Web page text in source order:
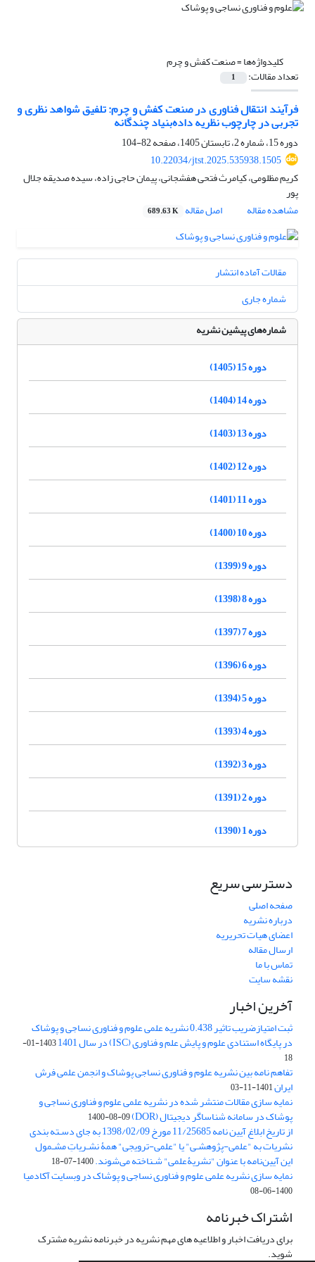
کلیدواژه‌ها =صنعت کفش و چرم
تعداد مقالات: 1
فرآیند انتقال فناوری در صنعت کفش و چرم: تلفیق شواهد نظری و
تجربی در چارچوب نظریه داده‌بنیاد چندگانه
دوره 15، شماره 2، تابستان 1405، صفحه
82-104
10.22034/jtst.2025.535938.1505
کریم مظلومی، کیامرث فتحی هفشجانی، پیمان حاجی زاده، سیده صدیقه جلال
پور
مشاهده مقاله
اصل مقاله 689.63 K
مقالات آماده انتشار
شماره جاری
شماره‌های پیشین نشریه
دوره 15 (1405)
دوره 14 (1404)
دوره 13 (1403)
دوره 12 (1402)
دوره 11 (1401)
دوره 10 (1400)
دوره 9 (1399)
دوره 8 (1398)
دوره 7 (1397)
دوره 6 (1396)
دوره 5 (1394)
دوره 4 (1393)
دوره 3 (1392)
دوره 2 (1391)
دوره 1 (1390)
دسترسی سریع
صفحه اصلی
درباره نشریه
اعضای هیات تحریریه
ارسال مقاله
تماس با ما
نقشه سایت
آخرین اخبار
ثبت امتیازضریب تاثیر 0.438 نشریه علمی علوم و فناوری نساجی و پوشاک
در پایگاه استنادی علوم و پایش علم و فناوری (ISC) در سال 1401
1403-01-
18
تفاهم نامه بین نشریه علوم و فناوری نساجی پوشاک و انجمن علمی فرش
ایران1401-11-03
نمایه سازی مقالات منتشر شده در نشریه علمی علوم و فناوری نساجی و
پوشاک در سامانه شناساگر دیجیتال (DOR) 1400-08-09
از تاریخ ابلاغ آیین نامه 11/25685 مورخ 1398/02/09 به جای دسـته بندی
نشریات به "علمی-پژوهشـی" یا "علمی-ترویجی" همۀ نشـریاتِ مشـمول
این آیین‌نامه با عنوان "نشریۀعلمی" شـناخته می‌شوند.1400-07-18
نمایه سازی نشریه علمی علوم و فناوری نساجی و پوشاک در وبسایت آکادمیا
1400-06-08
اشتراک خبرنامه
برای دریافت اخبار و اطلاعیه های مهم نشریه در خبرنامه نشریه مشترک
شوید.